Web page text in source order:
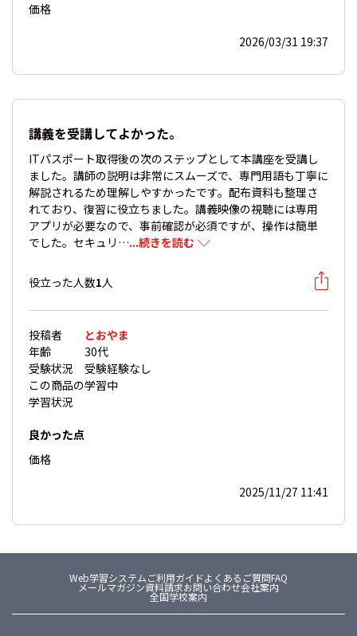
価格
2026/03/31 19:37
講義を受講してよかった。
ITパスポート取得後の次のステップとして本講座を受講し
ました。講師の説明は非常にスムーズで、専門用語も丁寧に
解説されるため理解しやすかったです。配布資料も整理さ
れており、復習に役立ちました。講義映像の視聴には専用
アプリが必要なので、事前確認が必須ですが、操作は簡単
でした。セキュリ…...続きを読む
役立った人数1人
投稿者
とおやま
年齢
30代
受験状況
受験経験なし
この商品の
学習状況
学習中
良かった点
価格
2025/11/27 11:41
Web学習システムご利用ガイドよくあるご質問FAQ
メールマガジン資料請求お問い合わせ会社案内
全国学校案内